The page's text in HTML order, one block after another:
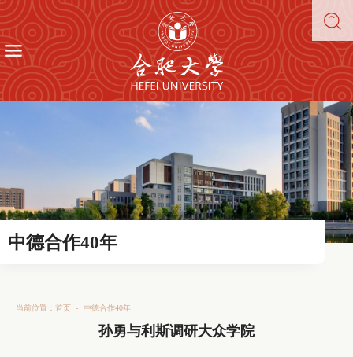
中德合作40年
当前位置： 首页 - 中德合作40年
孙勇与利斯调研大众学院